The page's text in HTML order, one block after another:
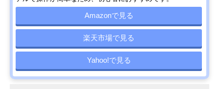
Amazonで見る
楽天市場で見る
Yahoo!で見る